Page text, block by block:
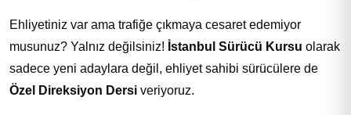
Ehliyetiniz var ama trafiğe çıkmaya cesaret edemiyor
musunuz? Yalnız değilsiniz! İstanbul Sürücü Kursu olarak
sadece yeni adaylara değil, ehliyet sahibi sürücülere de
Özel Direksiyon Dersi veriyoruz.